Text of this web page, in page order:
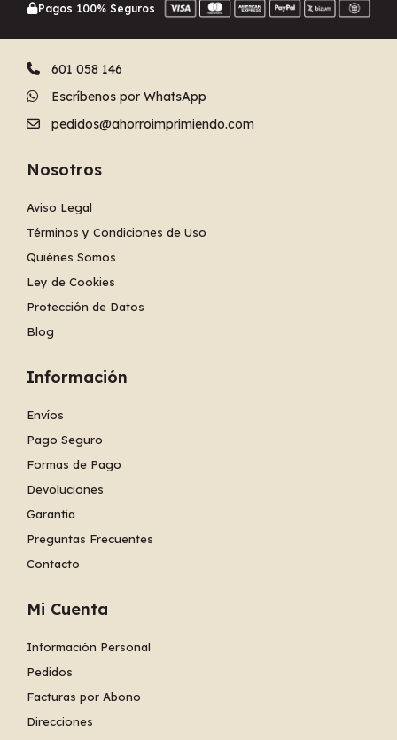
Pagos 100% Seguros
601 058 146
Escríbenos por WhatsApp
pedidos@ahorroimprimiendo.com
Nosotros
Aviso Legal
Términos y Condiciones de Uso
Quiénes Somos
Ley de Cookies
Protección de Datos
Blog
Información
Envíos
Pago Seguro
Formas de Pago
Devoluciones
Garantía
Preguntas Frecuentes
Contacto
Mi Cuenta
Información Personal
Pedidos
Facturas por Abono
Direcciones